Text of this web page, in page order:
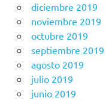
diciembre 2019
noviembre 2019
octubre 2019
septiembre 2019
agosto 2019
julio 2019
junio 2019